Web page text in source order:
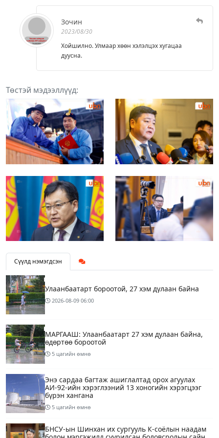
Зочин
2023/08/30
Хойшилно. Улмаар хөөн хэлэлцэх хугацаа
дуусна.
Төстэй мэдээллүүд:
Сүүлд нэмэгдсэн
Улаанбаатарт бороотой, 27 хэм дулаан байна
2026-08-09 06:00
МАРГААШ: Улаанбаатарт 27 хэм дулаан байна,
өдөртөө бороотой
5 цагийн өмнө
Энэ сардаа багтаж ашиглалтад орох агуулах
АИ-92-ийн хэрэглээний 13 хоногийн хэрэгцээг
бүрэн хангана
5 цагийн өмнө
БНСУ-ын Шинхан их сургууль К-соёлын наадам